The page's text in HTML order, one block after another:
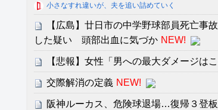
小さなすれ違いが、夫を追い詰めていく
【広島】廿日市の中学野球部員死亡
した疑い 頭部出血に気づか NEW!
【悲報】女性「男への最大ダメージは
交際解消の定義 NEW!
阪神ルーカス、危険球退場…復帰３登